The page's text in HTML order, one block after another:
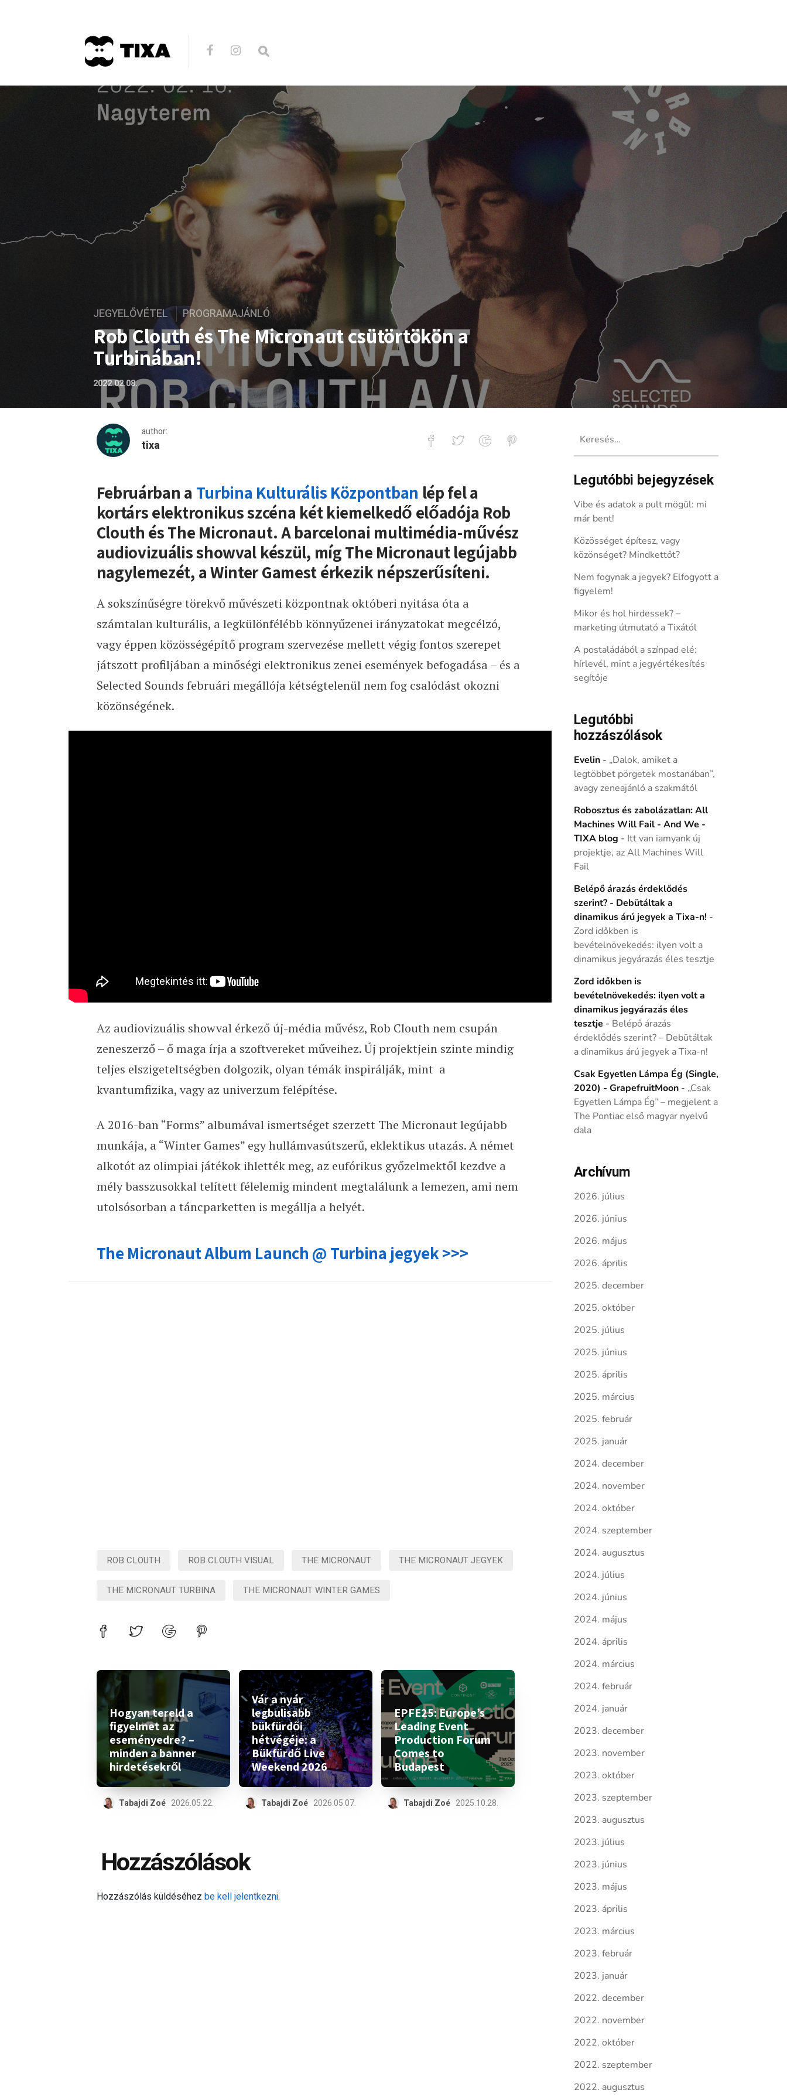
JEGYELŐVÉTEL PROGRAMAJÁNLÓ
Rob Clouth és The Micronaut csütörtökön a
Turbinában!
2022.02.08.
author:
tixa
Rob Clouth és The Micronaut csütörtökön a Turbinában!
Februárban a Turbina Kulturális Központban lép fel a
kortárs elektronikus szcéna két kiemelkedő előadója Rob
Clouth és The Micronaut. A barcelonai multimédia-művész
audiovizuális showval készül, míg The Micronaut legújabb
nagylemezét, a Winter Gamest érkezik népszerűsíteni.
A sokszínűségre törekvő művészeti központnak októberi nyitása óta a
számtalan kulturális, a legkülönfélébb könnyűzenei irányzatokat megcélzó,
vagy éppen közösségépítő program szervezése mellett végig fontos szerepet
játszott profiljában a minőségi elektronikus zenei események befogadása – és a
Selected Sounds februári megállója kétségtelenül nem fog csalódást okozni
közönségének.
Az audiovizuális showval érkező új-média művész, Rob Clouth nem csupán
zeneszerző – ő maga írja a szoftvereket műveihez. Új projektjein szinte mindig
teljes elszigeteltségben dolgozik, olyan témák inspirálják, mint a
kvantumfizika, vagy az univerzum felépítése.
A 2016-ban “Forms” albumával ismertséget szerzett The Micronaut legújabb
munkája, a “Winter Games” egy hullámvasútszerű, eklektikus utazás. A német
alkotót az olimpiai játékok ihlették meg, az eufórikus győzelmektől kezdve a
mély basszusokkal telített félelemig mindent megtalálunk a lemezen, ami nem
utolsósorban a táncparketten is megállja a helyét.
The Micronaut Album Launch @ Turbina jegyek >>>
ROB CLOUTH ROB CLOUTH VISUAL THE MICRONAUT THE MICRONAUT JEGYEK
THE MICRONAUT TURBINA THE MICRONAUT WINTER GAMES
Hogyan tereld a
figyelmet az
eseményedre? –
minden a banner
hirdetésekről
Tabajdi Zoé 2026.05.22.
Vár a nyár
legbulisabb
bükfürdői
hétvégéje: a
Bükfürdő Live
Weekend 2026
Tabajdi Zoé 2026.05.07.
EPFE25: Europe’s
Leading Event
Production Forum
Comes to
Budapest
Tabajdi Zoé 2025.10.28.
Hozzászólások
Hozzászólás küldéséhez be kell jelentkezni.
Legutóbbi bejegyzések
Vibe és adatok a pult mögül: mi
már bent!
Közösséget építesz, vagy
közönséget? Mindkettőt?
Nem fogynak a jegyek? Elfogyott a
figyelem!
Mikor és hol hirdessek? –
marketing útmutató a Tixától
A postaládából a színpad elé:
hírlevél, mint a jegyértékesítés
segítője
Legutóbbi
hozzászólások
Evelin- „Dalok, amiket a
legtöbbet pörgetek mostanában”,
avagy zeneajánló a szakmától
Robosztus és zabolázatlan: All
Machines Will Fail - And We -
TIXA blog - Itt van iamyank új
projektje, az All Machines Will
Fail
Belépő árazás érdeklődés
szerint? - Debütáltak a
dinamikus árú jegyek a Tixa-n! -
Zord időkben is
bevételnövekedés: ilyen volt a
dinamikus jegyárazás éles tesztje
Zord időkben is
bevételnövekedés: ilyen volt a
dinamikus jegyárazás éles
tesztje - Belépő árazás
érdeklődés szerint? – Debütáltak
a dinamikus árú jegyek a Tixa-n!
Csak Egyetlen Lámpa Ég (Single,
2020) - GrapefruitMoon- „Csak
Egyetlen Lámpa Ég” – megjelent a
The Pontiac első magyar nyelvű
dala
Archívum
2026. július
2026. június
2026. május
2026. április
2025. december
2025. október
2025. július
2025. június
2025. április
2025. március
2025. február
2025. január
2024. december
2024. november
2024. október
2024. szeptember
2024. augusztus
2024. július
2024. június
2024. május
2024. április
2024. március
2024. február
2024. január
2023. december
2023. november
2023. október
2023. szeptember
2023. augusztus
2023. július
2023. június
2023. május
2023. április
2023. március
2023. február
2023. január
2022. december
2022. november
2022. október
2022. szeptember
2022. augusztus